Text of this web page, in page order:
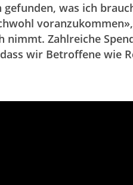
was ich
nimmt. Zahlreiche
wir Betroffene wie